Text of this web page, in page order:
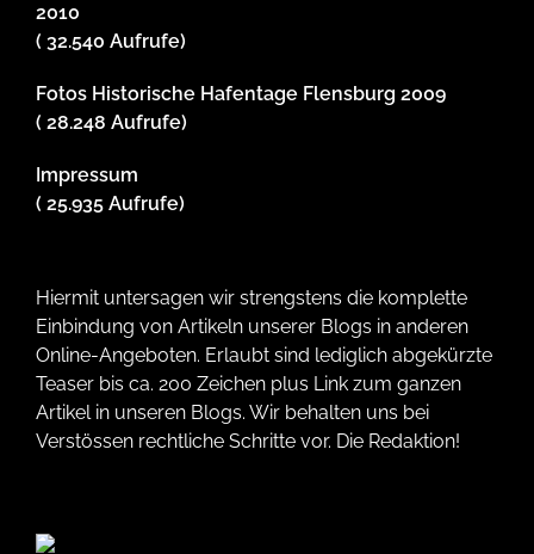
2010
( 32.540 Aufrufe)
Fotos Historische Hafentage Flensburg 2009
( 28.248 Aufrufe)
Impressum
( 25.935 Aufrufe)
Hiermit untersagen wir strengstens die komplette
Einbindung von Artikeln unserer Blogs in anderen
Online-Angeboten. Erlaubt sind lediglich abgekürzte
Teaser bis ca. 200 Zeichen plus Link zum ganzen
Artikel in unseren Blogs. Wir behalten uns bei
Verstössen rechtliche Schritte vor. Die Redaktion!